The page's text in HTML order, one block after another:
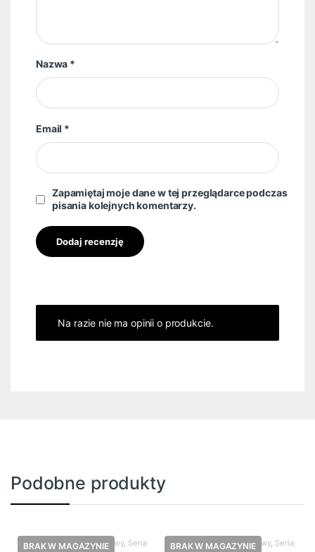
Nazwa *
Email *
Zapamiętaj moje dane w tej przeglądarce podczas
pisania kolejnych komentarzy.
Na razie nie ma opinii o produkcie.
Podobne produkty
iPhone 16 Pro ,iPhone nowy, Seria iPhone 16 Pro ,iPhone nowy, Seria